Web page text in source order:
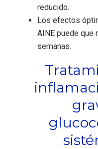
reducido.
Los efectos
AINE puede que
semanas.